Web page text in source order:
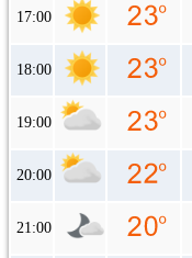
17:00
18:00
19:00
20:00
21:00